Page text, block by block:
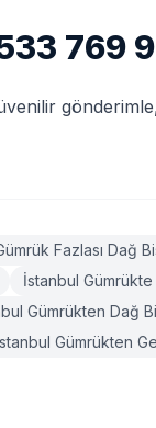
769
Fazlası Dağ
İstanbul
Gümrükten Dağ
Gümrükten